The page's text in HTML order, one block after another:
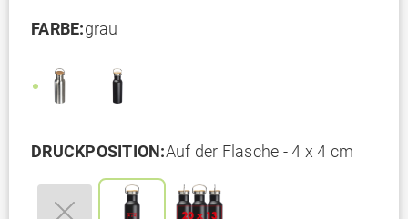
FARBE:grau
DRUCKPOSITION:Auf der Flasche - 4 x 4 cm